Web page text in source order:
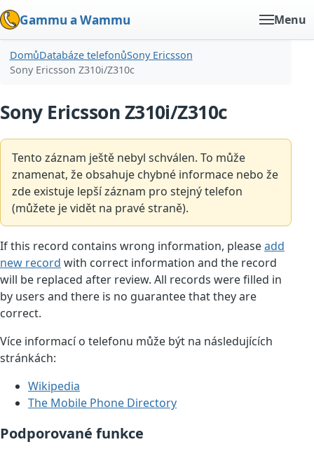
Gammu a Wammu Menu
DomůDatabáze telefonůSony Ericsson
Sony Ericsson Z310i/Z310c
Sony Ericsson Z310i/Z310c
Tento záznam ještě nebyl schválen. To může
znamenat, že obsahuje chybné informace nebo že
zde existuje lepší záznam pro stejný telefon
(můžete je vidět na pravé straně).
If this record contains wrong information, pleaseadd
new record with correct information and the record
will be replaced after review. All records were filled in
by users and there is no guarantee that they are
correct.
Více informací o telefonu může být na následujících
stránkách:
Wikipedia
The Mobile Phone Directory
Podporované funkce